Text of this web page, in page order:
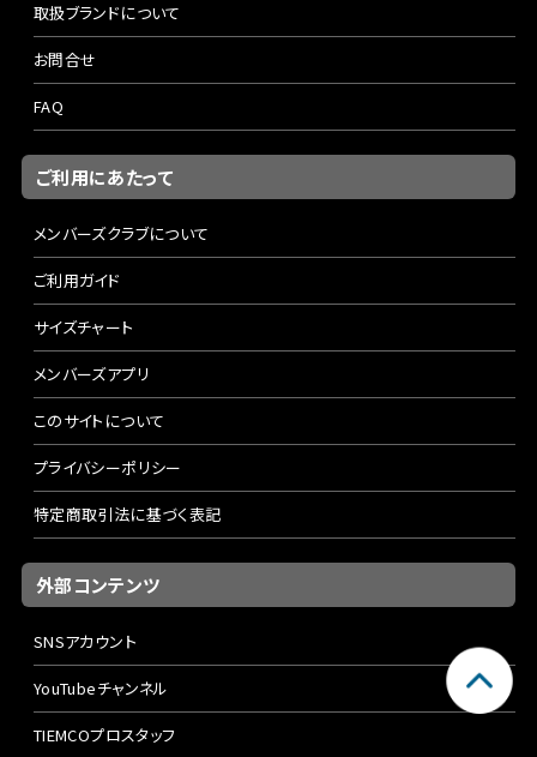
取扱ブランドについて
お問合せ
FAQ
ご利用にあたって
メンバーズクラブについて
ご利用ガイド
サイズチャート
メンバーズアプリ
このサイトについて
プライバシーポリシー
特定商取引法に基づく表記
外部コンテンツ
SNSアカウント
YouTubeチャンネル
TIEMCOプロスタッフ